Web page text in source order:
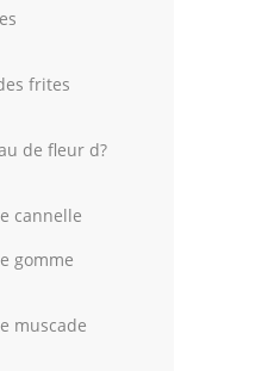
frites
de fleur d?
cannelle
gomme
muscade